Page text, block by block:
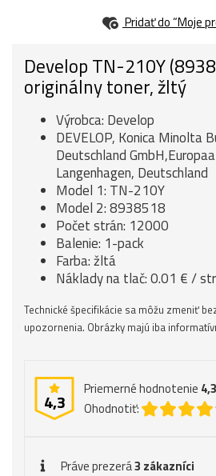
Pridať do “Moje
Develop TN-210Y
originálny toner, žltý
Výrobca: Develop
DEVELOP, Konica Minolta
Deutschland
Langenhagen, Deutschland
Model 1: TN-210Y
Model 2: 8938518
Počet strán: 12000
Balenie: 1-pack
Farba: žltá
Náklady na tlač: 0.01 € /
Technické špecifikácie sa môžu zmeniť
upozornenia. Obrázky majú iba
4,3
Priemerné hodnotenie 4,3
Ohodnotiť:
Práve prezerá3 zákazníci